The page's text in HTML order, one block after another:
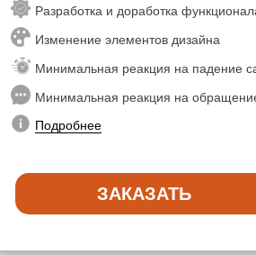
Разработка и доработка
Изменение элементов дизайна
Минимальная реакция на падение
Минимальная реакция на
Подробнее
ЗАКАЗАТЬ